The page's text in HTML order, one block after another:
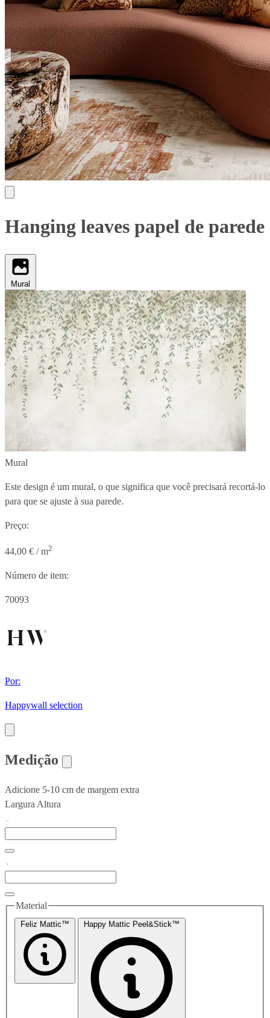
Hanging leaves papel de parede
Mural
Mural
Este design é um mural, o que significa que você precisará recortá-lo
para que se ajuste à sua parede.
Preço:
44,00 € / m2
Número de item:
70093
Por:
Happywall selection
Medição
Adicione 5-10 cm de margem extra
Largura Altura
Material
Feliz Mattic™ Happy Mattic Peel&Stick™